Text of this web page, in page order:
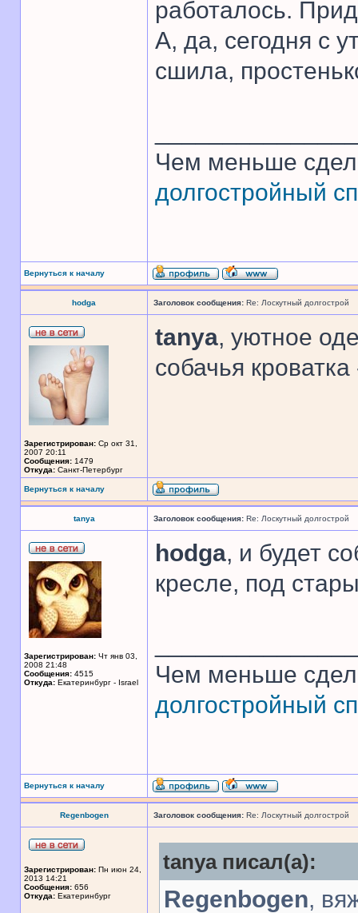
работалось.
А, да, сегодня с
сшила,
Чем меньше
долгостройный
Вернуться к началу
hodga Заголовок сообщения: Re: Лоскутный долгострой
Зарегистрирован: Ср окт 31,
2007 20:11
Сообщения: 1479
Откуда: Санкт-Петербург
tanya, уютное
собачья
Вернуться к началу
tanya Заголовок сообщения: Re: Лоскутный долгострой
Зарегистрирован: Чт янв 03,
2008 21:48
Сообщения: 4515
Откуда: Екатеринбург - Israel
hodga, и будет
кресле, под
Чем меньше
долгостройный
Вернуться к началу
Regenbogen Заголовок сообщения: Re: Лоскутный долгострой
Зарегистрирован: Пн июн 24,
2013 14:21
Сообщения: 656
Откуда: Екатеринбург
tanya писал(а):
Regenbogen,